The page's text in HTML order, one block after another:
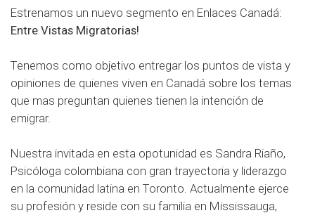
Estrenamos un nuevo segmento en Enlaces Canadá:
Entre Vistas Migratorias!
Tenemos como objetivo entregar los puntos de vista y
opiniones de quienes viven en Canadá sobre los temas
que mas preguntan quienes tienen la intención de
emigrar.
Nuestra invitada en esta opotunidad es Sandra Riaño,
Psicóloga colombiana con gran trayectoria y liderazgo
en la comunidad latina en Toronto. Actualmente ejerce
su profesión y reside con su familia en Mississauga,